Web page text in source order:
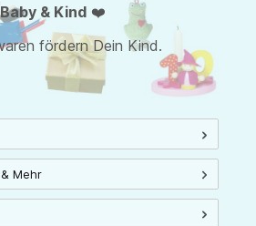
& Kind ❤️
fördern Dein Kind.
Mehr